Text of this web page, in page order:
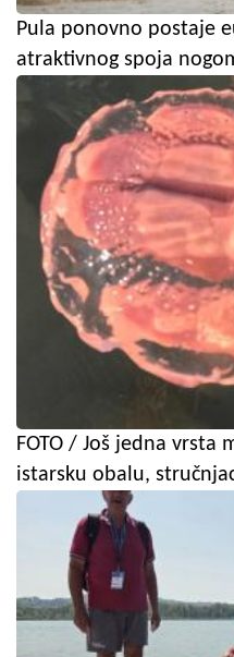
Pula ponovno postaje
atraktivnog spoja
FOTO / Još jedna vrsta
istarsku obalu,